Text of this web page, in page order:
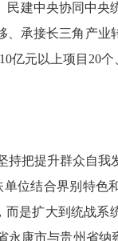
民建中央协同中央
、承接长三角产业
亿元以上项目20个
持把提升群众自我
位结合界别特色
是扩大到统战系
永康市与贵州省纳